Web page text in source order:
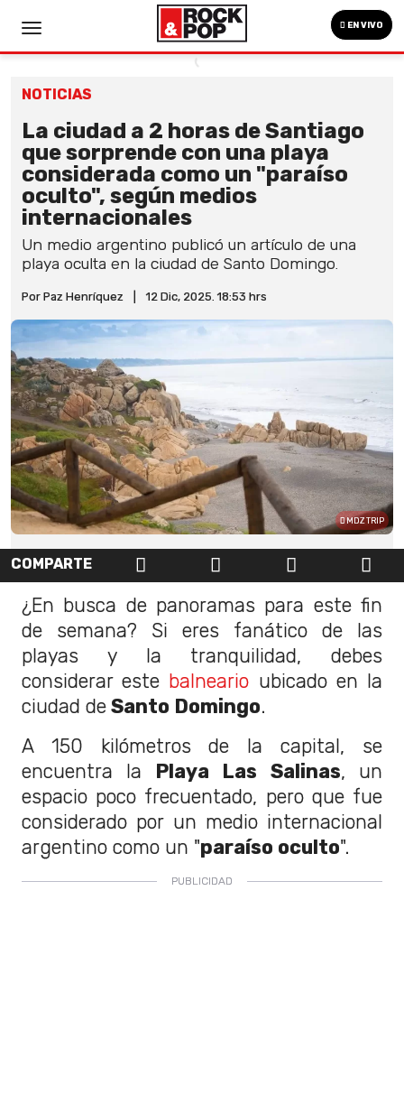
EN VIVO
NOTICIAS
La ciudad a 2 horas de Santiago
que sorprende con una playa
considerada como un "paraíso
oculto", según medios
internacionales
Un medio argentino publicó un artículo de una
playa oculta en la ciudad de Santo Domingo.
Por Paz Henríquez 12 Dic, 2025. 18:53 hrs
MDZ TRIP
COMPARTE
¿En busca de panoramas para este fin
de semana? Si eres fanático de las
playas y la tranquilidad, debes
considerar este balneario ubicado en la
ciudad de Santo Domingo.
A 150 kilómetros de la capital, se
encuentra la Playa Las Salinas, un
espacio poco frecuentado, pero que fue
considerado por un medio internacional
argentino como un "paraíso oculto".